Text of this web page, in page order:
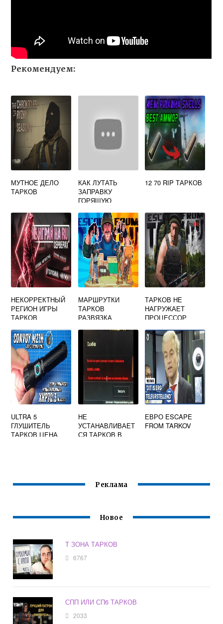
Рекомендуем:
МУТНОЕ ДЕЛО
ТАРКОВ
КАК ЛУТАТЬ
ЗАПРАВКУ
ГОРЯЩУЮ
12 70 RIP ТАРКОВ
НЕКОРРЕКТНЫЙ
РЕГИОН ИГРЫ
ТАРКОВ
МАРШРУТКИ
ТАРКОВ
РАЗВЯЗКА
ТАРКОВ НЕ
НАГРУЖАЕТ
ПРОЦЕССОР
ULTRA 5
ГЛУШИТЕЛЬ
ТАРКОВ ЦЕНА
НЕ
УСТАНАВЛИВАЕТ
СЯ ТАРКОВ В
ЕВРО ESCAPE
FROM TARKOV
Реклама
Новое
Т ЗОНА ТАРКОВ
6767
СПП ИЛИ СП6 ТАРКОВ
2033